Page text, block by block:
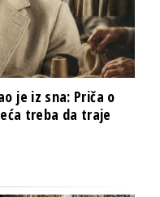
je iz sna: Priča o
treba da traje